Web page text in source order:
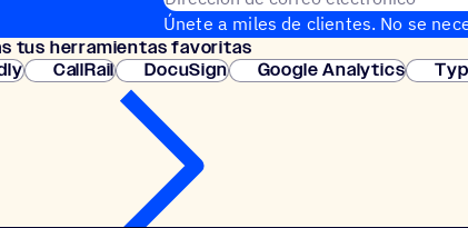
Únete a miles de clientes. No se
instantánea.
tus herramientas favoritas
CallRail DocuSign Google Analytics